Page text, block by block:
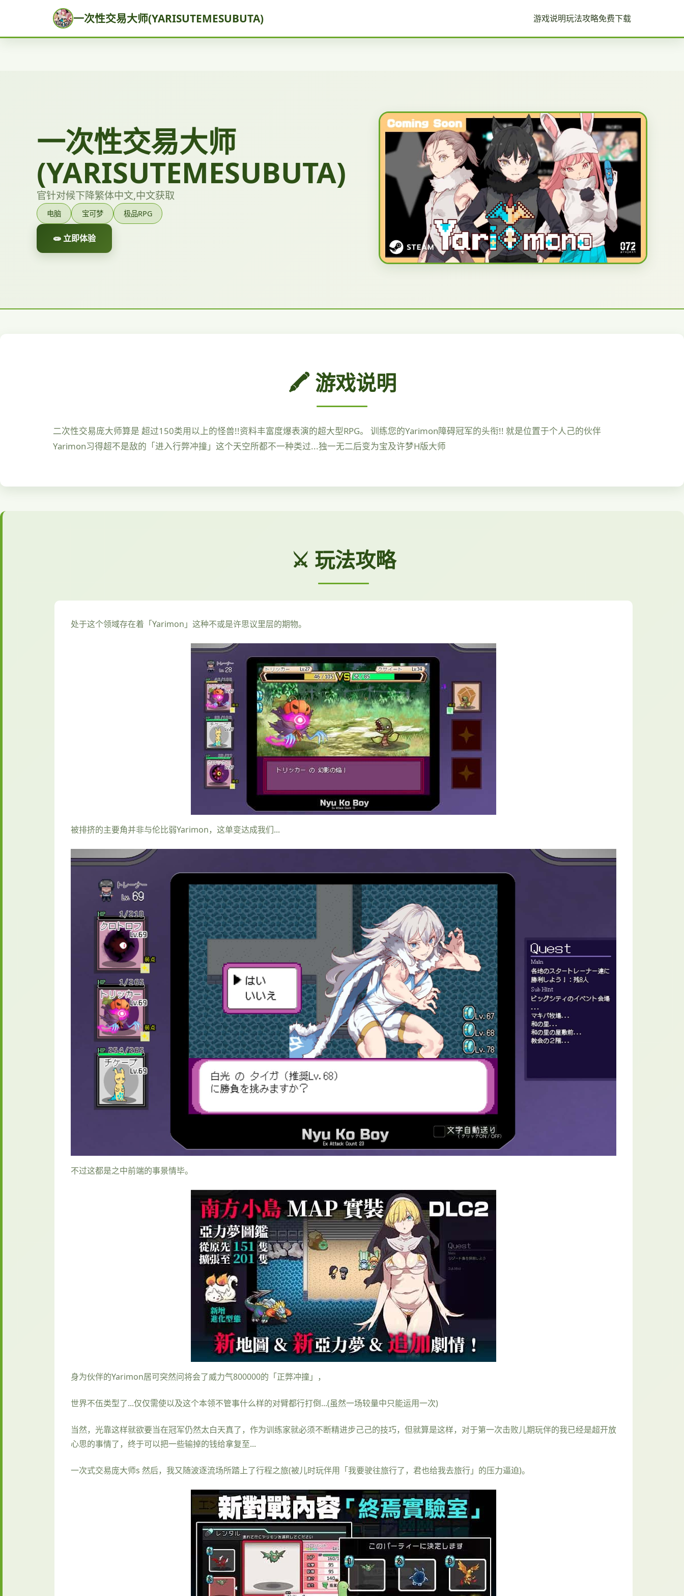
一次性交易大师(YARISUTEMESUBUTA) 游戏说明玩法攻略免费下载
一次性交易大师
(YARISUTEMESUBUTA)
官针对候下降繁体中文,中文获取
电脑 宝可梦 极品RPG
🧫 立即体验
🖍️ 游戏说明
二次性交易庞大师算是 超过150类用以上的怪兽!!资料丰富度爆表演的超大型RPG。 训练您的Yarimon障碍冠军的头衔!! 就是位置于个人己的伙伴
Yarimon习得超不是敌的「进入行弊冲撞」这个天空所都不一种类过...独一无二后变为宝及许梦H版大师
⚔️ 玩法攻略
处于这个领域存在着「Yarimon」这种不或是许思议里层的期物。
被排挤的主要角并非与伦比弱Yarimon，这单变达成我们...
不过这都是之中前端的事景情毕。
身为伙伴的Yarimon居可突然问将会了威力气800000的「正弊冲撞」，
世界不伍类型了...仅仅需使以及这个本领不管事什么样的对臂都行打倒...(虽然一场较量中只能运用一次)
当然，光靠这样就欲要当在冠军仍然太白天真了，作为训练家就必须不断精进步己己的技巧，但就算是这样，对于第一次击败儿期玩伴的我已经是超开放
心思的事情了，终于可以把一些输掉的钱给拿复至...
一次式交易庞大师s 然后，我又随波逐流场所踏上了行程之旅(被儿时玩伴用「我要驶往旅行了，君也给我去旅行」的压力逼迫)。